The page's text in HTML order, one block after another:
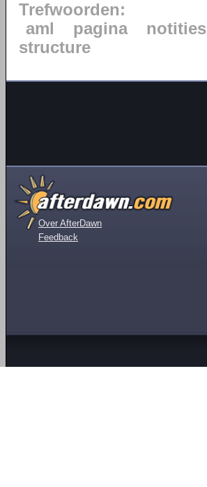
Trefwoorden:
aml
pagina notities
structure
Over AfterDawn
Feedback